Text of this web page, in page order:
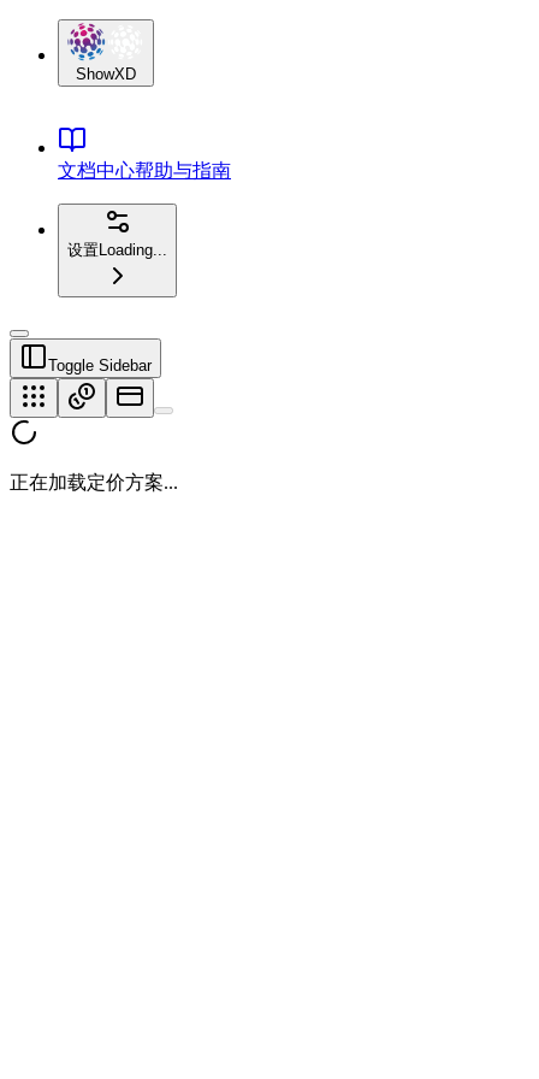
ShowXD
文档中心帮助与指南
设置Loading...
Toggle Sidebar
正在加载定价方案...